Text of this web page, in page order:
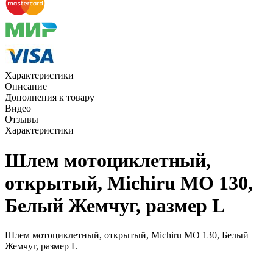
Характеристики
Описание
Дополнения к товару
Видео
Отзывы
Характеристики
Шлем мотоциклетный,
открытый, Michiru MO 130,
Белый Жемчуг, размер L
Шлем мотоциклетный, открытый, Michiru MO 130, Белый
Жемчуг, размер L